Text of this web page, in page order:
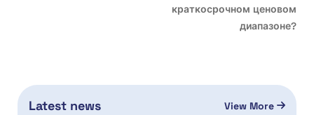
краткосрочном ценовом
диапазоне?
Latest news View More